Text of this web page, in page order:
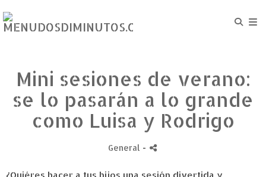
Mini sesiones de verano:
se lo pasarán a lo grande
como Luisa y Rodrigo
General -